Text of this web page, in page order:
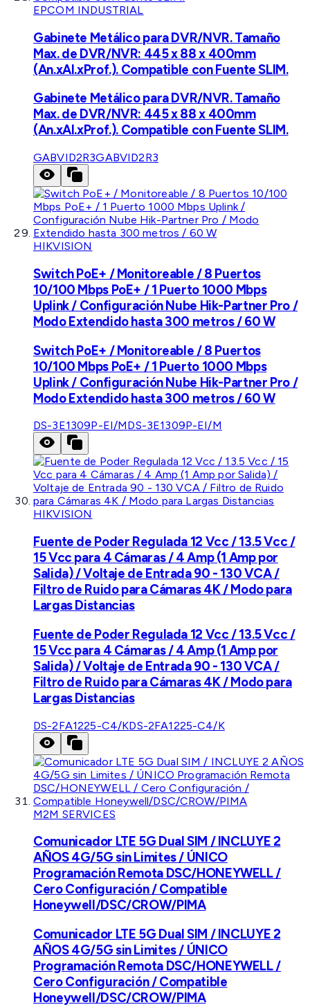
EPCOM INDUSTRIAL
Gabinete Metálico para DVR/NVR. Tamaño
Max. de DVR/NVR: 445 x 88 x 400mm
(An.xAl.xProf.). Compatible con Fuente SLIM.
Gabinete Metálico para DVR/NVR. Tamaño
Max. de DVR/NVR: 445 x 88 x 400mm
(An.xAl.xProf.). Compatible con Fuente SLIM.
GABVID2R3GABVID2R3
HIKVISION
Switch PoE+ / Monitoreable / 8 Puertos
10/100 Mbps PoE+ / 1 Puerto 1000 Mbps
Uplink / Configuración Nube Hik-Partner Pro /
Modo Extendido hasta 300 metros / 60 W
Switch PoE+ / Monitoreable / 8 Puertos
10/100 Mbps PoE+ / 1 Puerto 1000 Mbps
Uplink / Configuración Nube Hik-Partner Pro /
Modo Extendido hasta 300 metros / 60 W
DS-3E1309P-EI/MDS-3E1309P-EI/M
HIKVISION
Fuente de Poder Regulada 12 Vcc / 13.5 Vcc /
15 Vcc para 4 Cámaras / 4 Amp (1 Amp por
Salida) / Voltaje de Entrada 90 - 130 VCA /
Filtro de Ruido para Cámaras 4K / Modo para
Largas Distancias
Fuente de Poder Regulada 12 Vcc / 13.5 Vcc /
15 Vcc para 4 Cámaras / 4 Amp (1 Amp por
Salida) / Voltaje de Entrada 90 - 130 VCA /
Filtro de Ruido para Cámaras 4K / Modo para
Largas Distancias
DS-2FA1225-C4/KDS-2FA1225-C4/K
M2M SERVICES
Comunicador LTE 5G Dual SIM / INCLUYE 2
AÑOS 4G/5G sin Limites / ÚNICO
Programación Remota DSC/HONEYWELL /
Cero Configuración / Compatible
Honeywell/DSC/CROW/PIMA
Comunicador LTE 5G Dual SIM / INCLUYE 2
AÑOS 4G/5G sin Limites / ÚNICO
Programación Remota DSC/HONEYWELL /
Cero Configuración / Compatible
Honeywell/DSC/CROW/PIMA